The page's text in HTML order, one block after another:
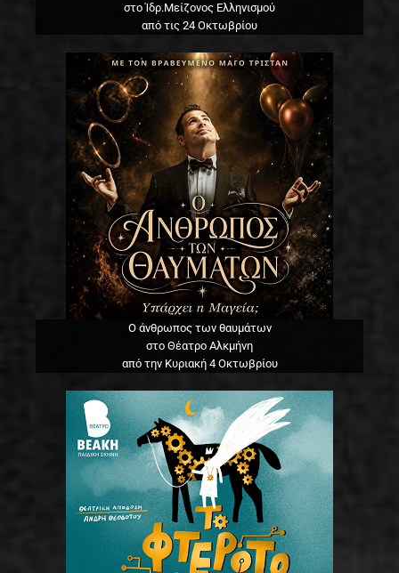
στο Ίδρ.Μείζονος Ελληνισμού
από τις 24 Οκτωβρίου
Ο άνθρωπος των θαυμάτων
στο Θέατρο Αλκμήνη
από την Κυριακή 4 Οκτωβρίου